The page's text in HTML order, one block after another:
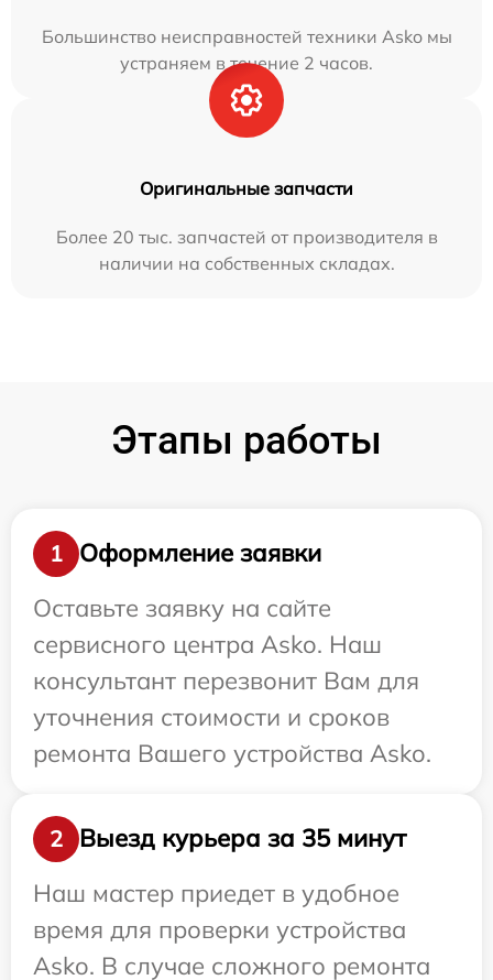
Большинство неисправностей техники Asko мы
устраняем в течение 2 часов.
Оригинальные запчасти
Более 20 тыс. запчастей от производителя в
наличии на собственных складах.
Этапы работы
1
Оформление заявки
Оставьте заявку на сайте
сервисного центра Asko. Наш
консультант перезвонит Вам для
уточнения стоимости и сроков
ремонта Вашего устройства Asko.
2
Выезд курьера за 35 минут
Наш мастер приедет в удобное
время для проверки устройства
Asko. В случае сложного ремонта